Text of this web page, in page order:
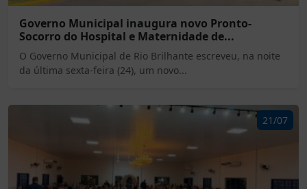
Governo Municipal inaugura novo Pronto-
Socorro do Hospital e Maternidade de...
O Governo Municipal de Rio Brilhante escreveu, na noite
da última sexta-feira (24), um novo...
21/07